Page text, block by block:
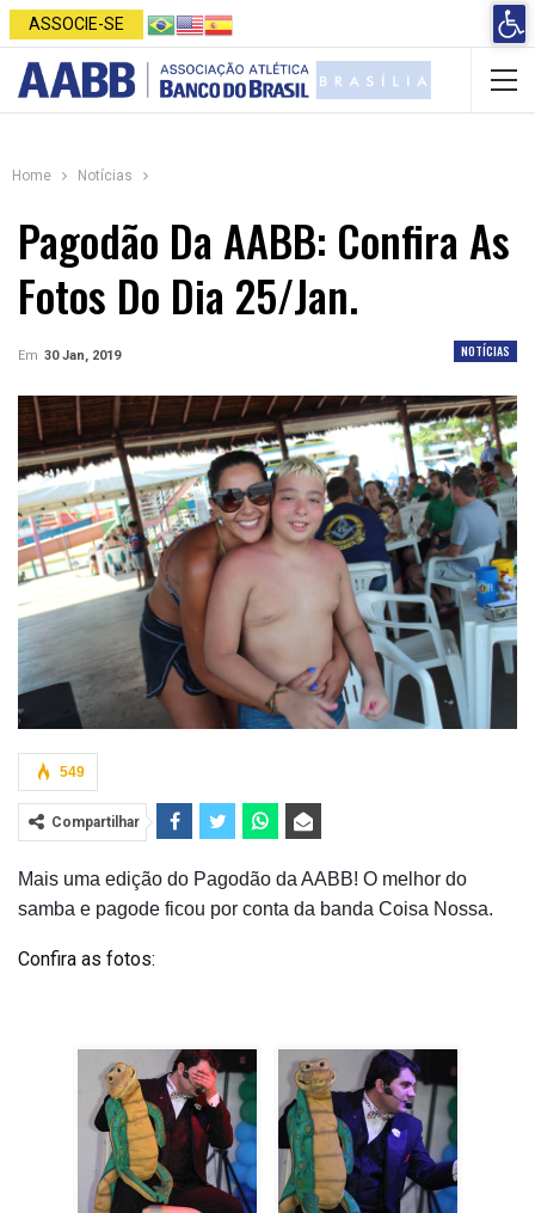
ASSOCIE-SE
Home Notícias
Pagodão Da AABB: Confira As
Fotos Do Dia 25/jan.
NOTÍCIAS
Em 30 Jan, 2019
549
Compartilhar
Mais uma edição do Pagodão da AABB! O melhor do
samba e pagode ficou por conta da banda Coisa Nossa.
Confira as fotos: